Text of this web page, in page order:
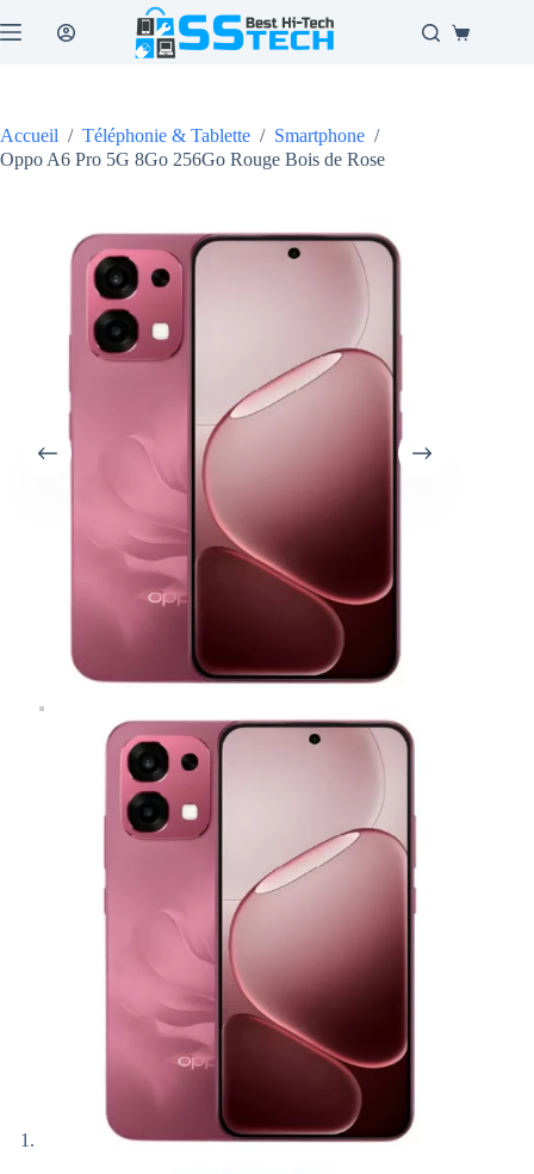
au
Panier
Accueil / Téléphonie & Tablette / Smartphone /
Oppo A6 Pro 5G 8Go 256Go Rouge Bois de Rose